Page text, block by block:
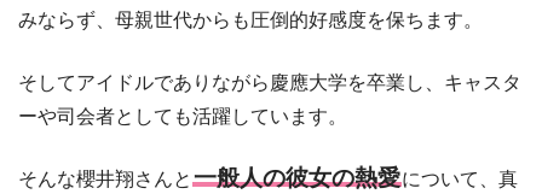
みならず、母親世代からも圧倒的好感度を保ちます。
そしてアイドルでありながら慶應大学を卒業し、キャスタ
ーや司会者としても活躍しています。
そんな櫻井翔さんと 一般人の彼女の熱愛について、真